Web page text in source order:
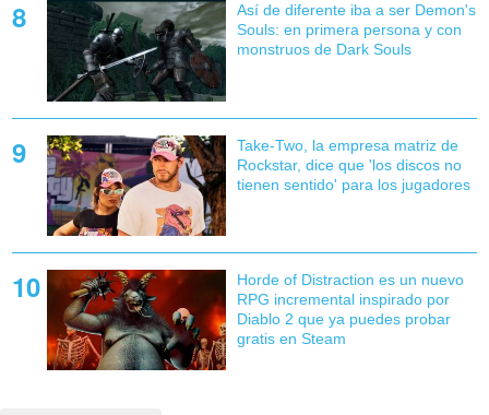
Así de diferente iba a ser Demon's
Souls: en primera persona y con
monstruos de Dark Souls
Take-Two, la empresa matriz de
Rockstar, dice que 'los discos no
tienen sentido' para los jugadores
Horde of Distraction es un nuevo
RPG incremental inspirado por
Diablo 2 que ya puedes probar
gratis en Steam